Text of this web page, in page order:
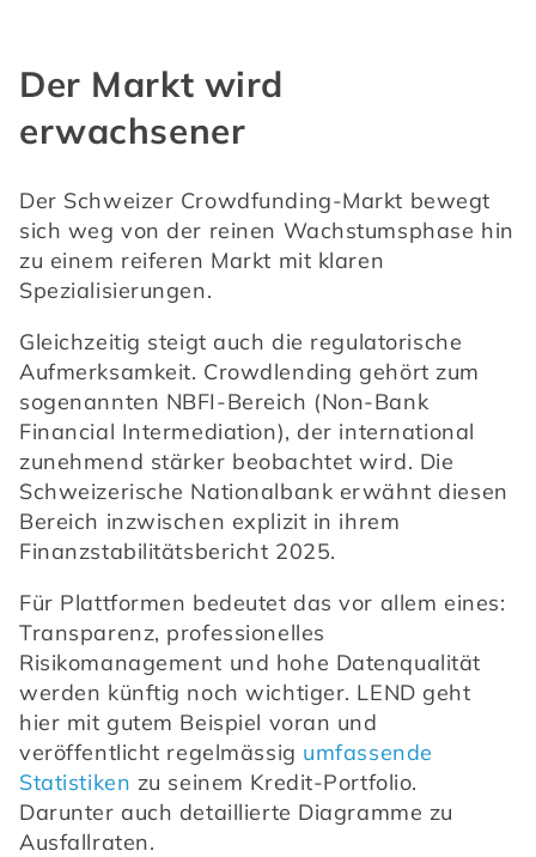
Der Markt wird
erwachsener
Der Schweizer Crowdfunding-Markt bewegt
sich weg von der reinen Wachstumsphase hin
zu einem reiferen Markt mit klaren
Spezialisierungen.
Gleichzeitig steigt auch die regulatorische
Aufmerksamkeit. Crowdlending gehört zum
sogenannten NBFI-Bereich (Non-Bank
Financial Intermediation), der international
zunehmend stärker beobachtet wird. Die
Schweizerische Nationalbank erwähnt diesen
Bereich inzwischen explizit in ihrem
Finanzstabilitätsbericht 2025.
Für Plattformen bedeutet das vor allem eines:
Transparenz, professionelles
Risikomanagement und hohe Datenqualität
werden künftig noch wichtiger. LEND geht
hier mit gutem Beispiel voran und
veröffentlicht regelmässig umfassende
Statistiken zu seinem Kredit-Portfolio.
Darunter auch detaillierte Diagramme zu
Ausfallraten.